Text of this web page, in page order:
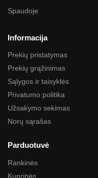
Spaudoje
Informacija
Prekių pristatymas
Prekių grąžinimas
Sąlygos ir taisyklės
Privatumo politika
Užsakymo sekimas
Norų sąrašas
Parduotuvė
Rankinės
Kuprinės